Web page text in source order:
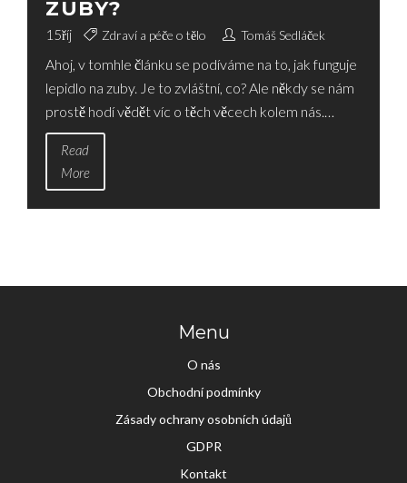
ZUBY?
15říj Zdraví a péče o tělo Tomáš Sedláček
Ahoj, v tomhle článku se podíváme na to, jak funguje
lepidlo na zuby. Je to zvláštní, co? Ale někdy se nám
prostě hodí vědět víc o těch věcech kolem nás.
Povíme si o zubních protézách, o tom, jak se na ně
lepidlo aplikuje a jak zůstává na místě. Důležitá je
také správná péče o protézy, což také
nevynecháme. Připravte se na zajímavou
Read
More
Menu
O nás
Obchodní podmínky
Zásady ochrany osobních údajů
GDPR
Kontakt